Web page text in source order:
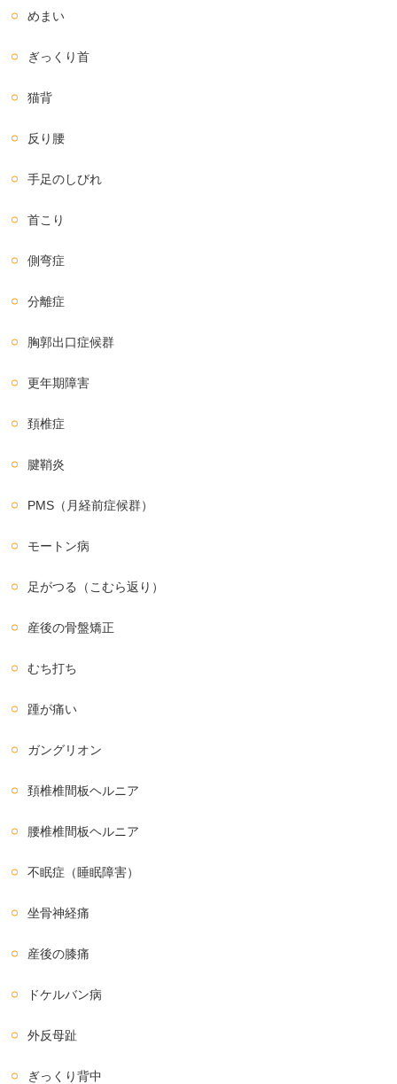
めまい
ぎっくり首
猫背
反り腰
手足のしびれ
首こり
側弯症
分離症
胸郭出口症候群
更年期障害
頚椎症
腱鞘炎
PMS（月経前症候群）
モートン病
足がつる（こむら返り）
産後の骨盤矯正
むち打ち
踵が痛い
ガングリオン
頚椎椎間板ヘルニア
腰椎椎間板ヘルニア
不眠症（睡眠障害）
坐骨神経痛
産後の膝痛
ドケルバン病
外反母趾
ぎっくり背中